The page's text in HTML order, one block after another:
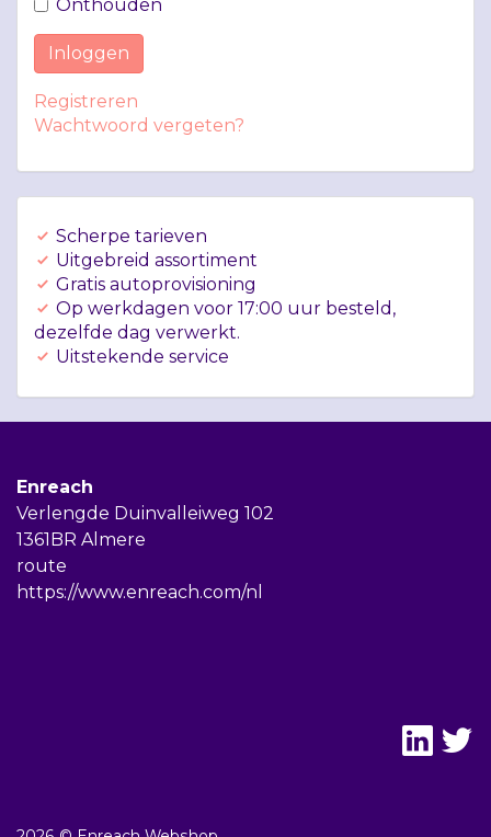
Onthouden
Inloggen
Registreren
Wachtwoord vergeten?
Scherpe tarieven
Uitgebreid assortiment
Gratis autoprovisioning
Op werkdagen voor 17:00 uur besteld,
dezelfde dag verwerkt.
Uitstekende service
Enreach
Verlengde Duinvalleiweg 102
1361BR Almere
route
https://www.enreach.com/nl